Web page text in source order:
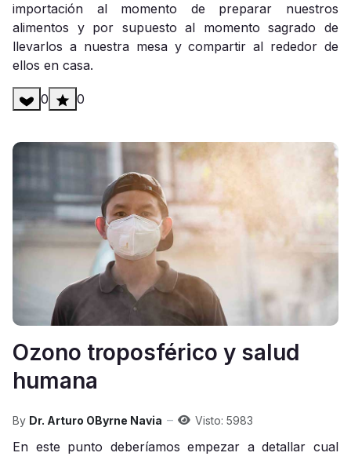
importación al momento de preparar nuestros
alimentos y por supuesto al momento sagrado de
llevarlos a nuestra mesa y compartir al rededor de
ellos en casa.
0 0
Ozono troposférico y salud
humana
By Dr. Arturo OByrne Navia Visto: 5983
En este punto deberíamos empezar a detallar cual